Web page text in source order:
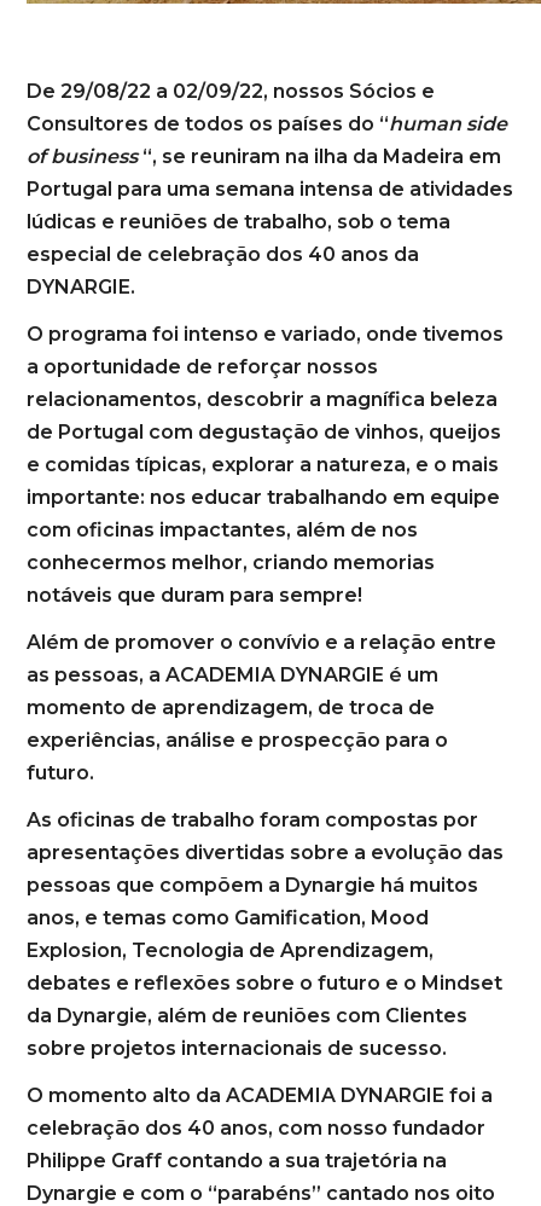
De 29/08/22 a 02/09/22, nossos Sócios e
Consultores de todos os países do “human side
of business“, se reuniram na ilha da Madeira em
Portugal para uma semana intensa de atividades
lúdicas e reuniões de trabalho, sob o tema
especial de celebração dos 40 anos da
DYNARGIE.
O programa foi intenso e variado, onde tivemos
a oportunidade de reforçar nossos
relacionamentos, descobrir a magnífica beleza
de Portugal com degustação de vinhos, queijos
e comidas típicas, explorar a natureza, e o mais
importante: nos educar trabalhando em equipe
com oficinas impactantes, além de nos
conhecermos melhor, criando memorias
notáveis que duram para sempre!
Além de promover o convívio e a relação entre
as pessoas, a ACADEMIA DYNARGIE é um
momento de aprendizagem, de troca de
experiências, análise e prospecção para o
futuro.
As oficinas de trabalho foram compostas por
apresentações divertidas sobre a evolução das
pessoas que compõem a Dynargie há muitos
anos, e temas como Gamification, Mood
Explosion, Tecnologia de Aprendizagem,
debates e reflexões sobre o futuro e o Mindset
da Dynargie, além de reuniões com Clientes
sobre projetos internacionais de sucesso.
O momento alto da ACADEMIA DYNARGIE foi a
celebração dos 40 anos, com nosso fundador
Philippe Graff contando a sua trajetória na
Dynargie e com o “parabéns” cantado nos oito